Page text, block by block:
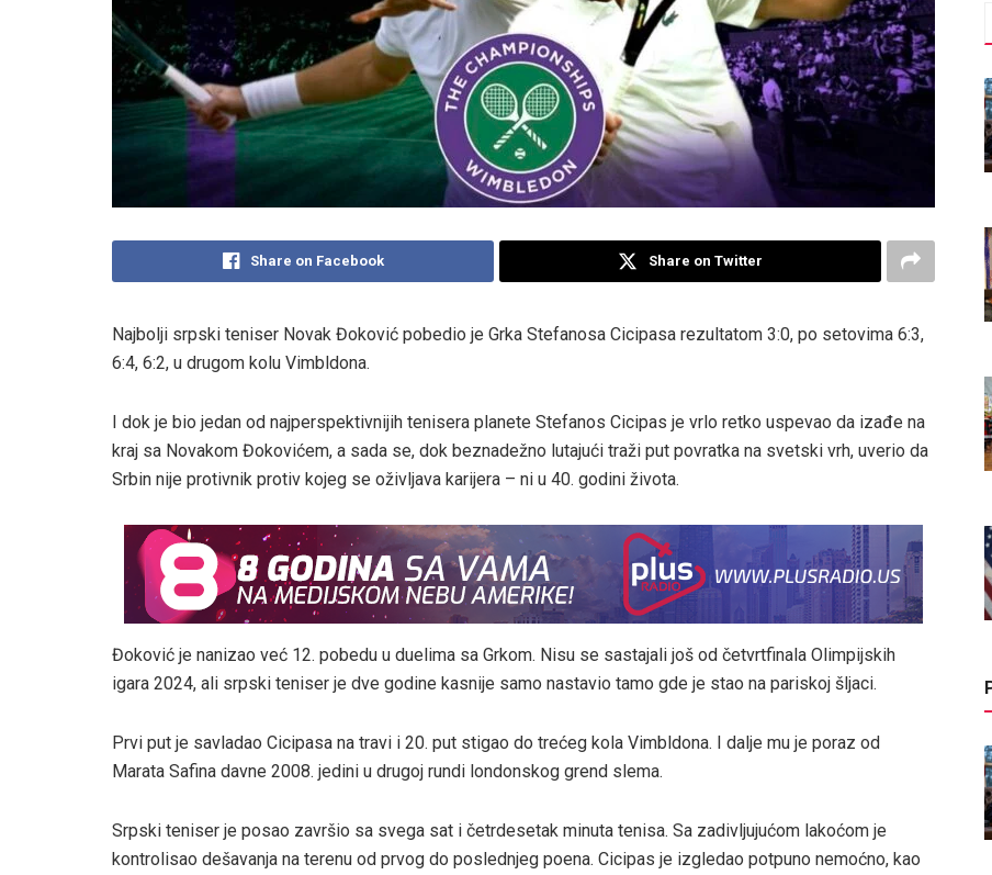
Share on Facebook Share on Twitter
Najbolji srpski teniser Novak Đoković pobedio je Grka Stefanosa Cicipasa rezultatom 3:0, po setovima 6:3,
6:4, 6:2, u drugom kolu Vimbldona.
I dok je bio jedan od najperspektivnijih tenisera planete Stefanos Cicipas je vrlo retko uspevao da izađe na
kraj sa Novakom Đokovićem, a sada se, dok beznadežno lutajući traži put povratka na svetski vrh, uverio da
Srbin nije protivnik protiv kojeg se oživljava karijera – ni u 40. godini života.
Đoković je nanizao već 12. pobedu u duelima sa Grkom. Nisu se sastajali još od četvrtfinala Olimpijskih
igara 2024, ali srpski teniser je dve godine kasnije samo nastavio tamo gde je stao na pariskoj šljaci.
Prvi put je savladao Cicipasa na travi i 20. put stigao do trećeg kola Vimbldona. I dalje mu je poraz od
Marata Safina davne 2008. jedini u drugoj rundi londonskog grend slema.
Srpski teniser je posao završio sa svega sat i četrdesetak minuta tenisa. Sa zadivljujućom lakoćom je
kontrolisao dešavanja na terenu od prvog do poslednjeg poena. Cicipas je izgledao potpuno nemoćno, kao